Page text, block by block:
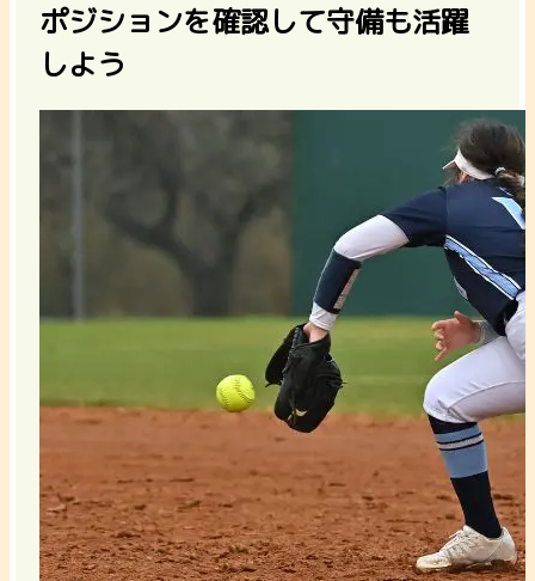
ポジションを確認して守備も活躍
しよう